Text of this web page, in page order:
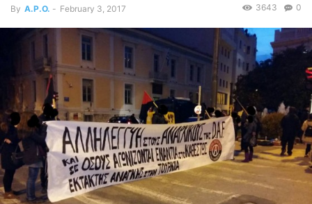
By A.P.O. - February 3, 2017 0
3643